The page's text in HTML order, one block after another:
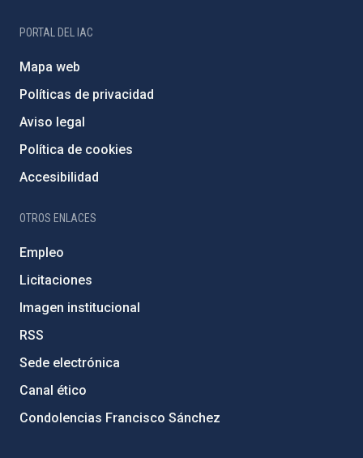
PORTAL DEL IAC
Mapa web
Políticas de privacidad
Aviso legal
Política de cookies
Accesibilidad
OTROS ENLACES
Empleo
Licitaciones
Imagen institucional
RSS
Sede electrónica
Canal ético
Condolencias Francisco Sánchez